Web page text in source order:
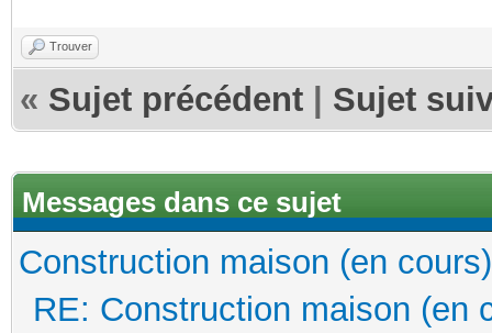
Trouver
« Sujet précédent Sujet
Messages dans ce sujet
Construction maison (en cours)
RE: Construction maison (en